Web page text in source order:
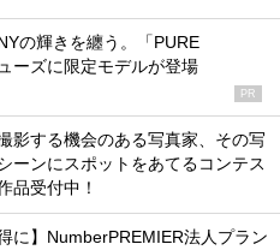
の輝きを纏う。「PURE
ーズに限定モデルが登場
PR
影する機会のある写真家、その写
ーンにスポットをあてるコンテス
品受付中！
に】NumberPREMIER法人プラン